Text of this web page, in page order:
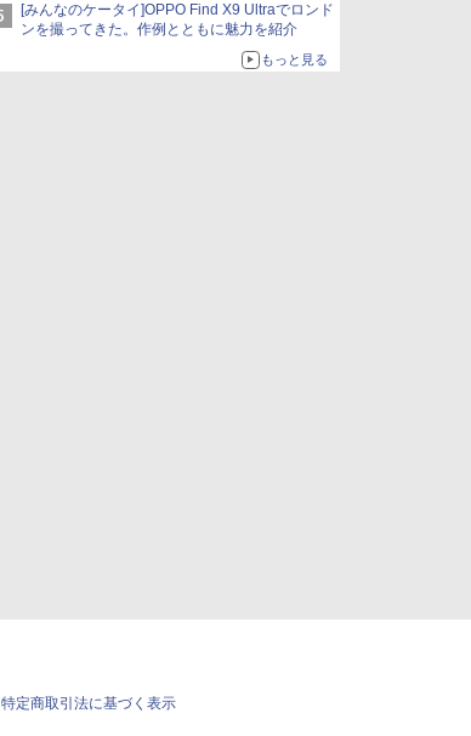
[みんなのケータイ]OPPO Find X9 Ultraでロンド
ンを撮ってきた。作例とともに魅力を紹介
もっと見る
特定商取引法に基づく表示